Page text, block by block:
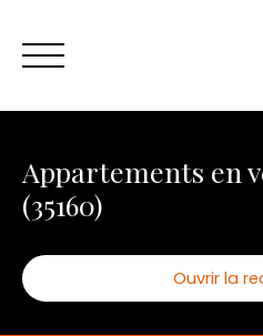
ACCUEIL ACHETER
Appartements en
(35160)
Ouvrir la